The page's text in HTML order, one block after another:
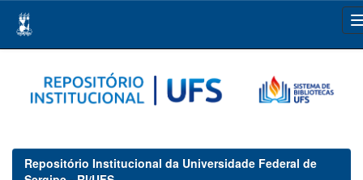
navigation
Repositório Institucional da Universidade Federal de